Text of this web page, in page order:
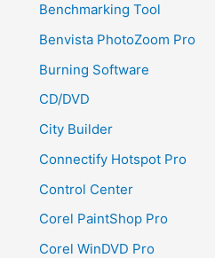
Benchmarking Tool
Benvista PhotoZoom Pro
Burning Software
CD/DVD
City Builder
Connectify Hotspot Pro
Control Center
Corel PaintShop Pro
Corel WinDVD Pro